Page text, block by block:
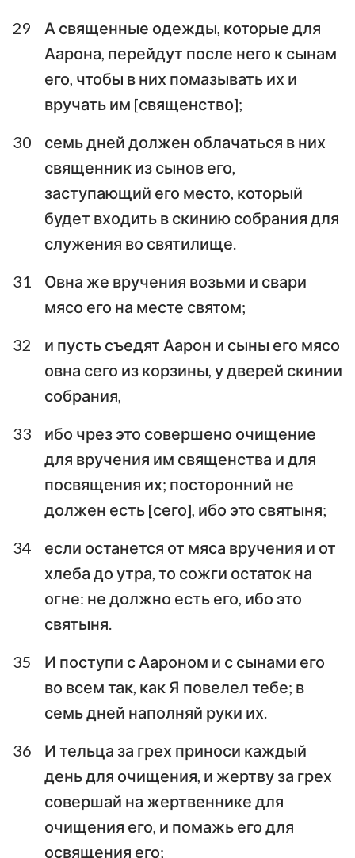
8
15
16 17 18 19 20
21
22
23 24 25 26 27
29
30 31 32 33
36
37 38 39 40
29
А священные одежды, которые для
Аарона, перейдут после него к сынам
его, чтобы в них помазывать их и
вручать им [священство];
30
семь дней должен облачаться в них
священник из сынов его,
заступающий его место, который
будет входить в скинию собрания для
служения во святилище.
31
Овна же вручения возьми и свари
мясо его на месте святом;
32
и пусть съедят Аарон и сыны его мясо
овна сего из корзины, у дверей скинии
собрания,
33
ибо чрез это совершено очищение
для вручения им священства и для
посвящения их; посторонний не
должен есть [сего], ибо это святыня;
34
если останется от мяса вручения и от
хлеба до утра, то сожги остаток на
огне: не должно есть его, ибо это
святыня.
35
И поступи с Аароном и с сынами его
во всем так, как Я повелел тебе; в
семь дней наполняй руки их.
36
И тельца за грех приноси каждый
день для очищения, и жертву за грех
совершай на жертвеннике для
очищения его, и помажь его для
освящения его;